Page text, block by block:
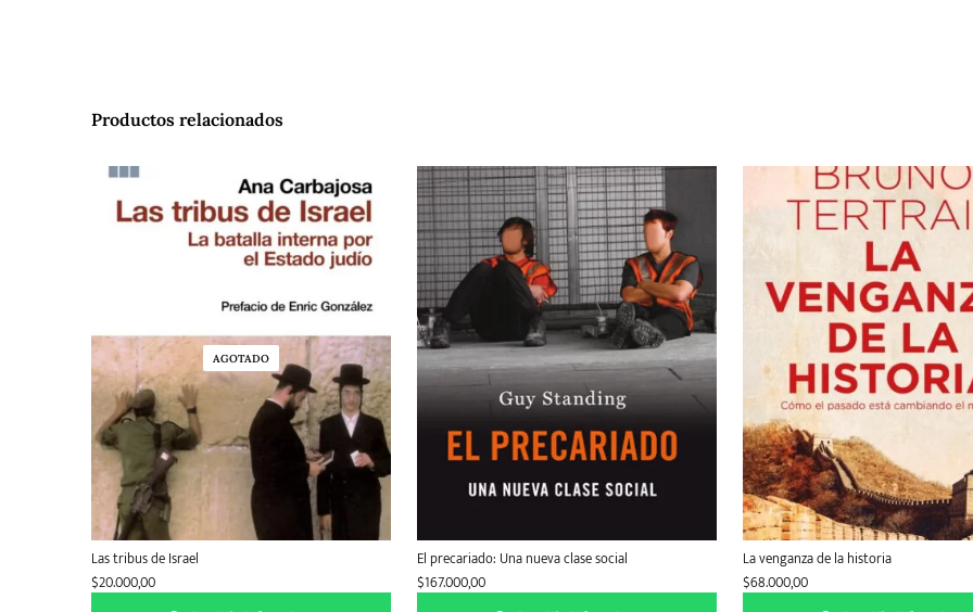
Productos relacionados
AGOTADO
Las tribus de Israel
$20.000,00
El precariado: Una nueva clase social
$167.000,00
La venganza de la historia
$68.000,00